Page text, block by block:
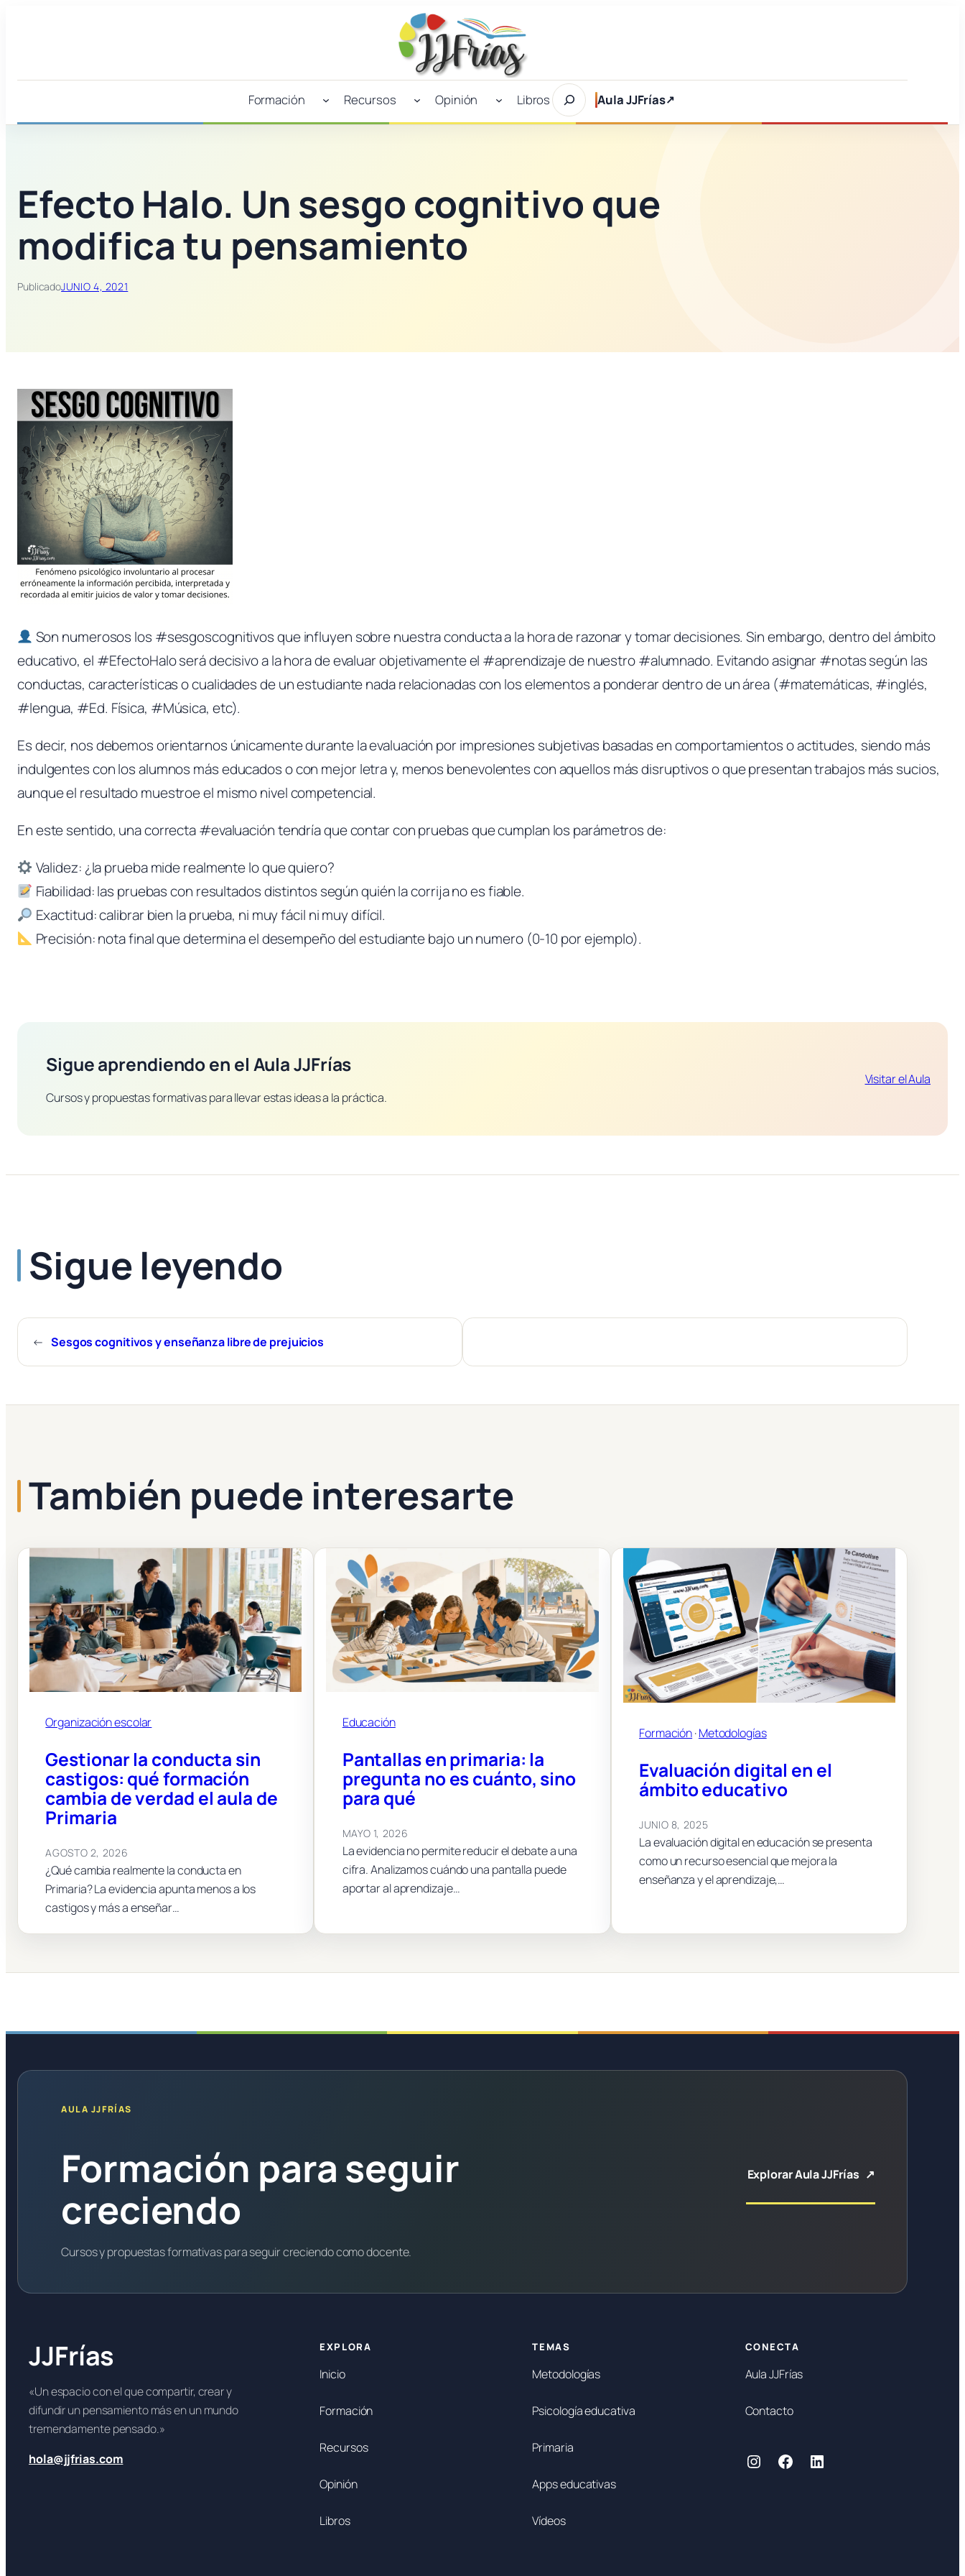
Formación Recursos Opinión Libros
Buscar
en
JJFrías
Aula JJFrías
Efecto Halo. Un sesgo cognitivo que
modifica tu pensamiento
PublicadoJUNIO 4, 2021
Son numerosos los #sesgoscognitivos que influyen sobre nuestra conducta a la hora de razonar y tomar decisiones. Sin embargo, dentro del ámbito
educativo, el #EfectoHalo será decisivo a la hora de evaluar objetivamente el #aprendizaje de nuestro #alumnado. Evitando asignar #notas según las
conductas, características o cualidades de un estudiante nada relacionadas con los elementos a ponderar dentro de un área (#matemáticas, #inglés,
#lengua, #Ed. Física, #Música, etc).
Es decir, nos debemos orientarnos únicamente durante la evaluación por impresiones subjetivas basadas en comportamientos o actitudes, siendo más
indulgentes con los alumnos más educados o con mejor letra y, menos benevolentes con aquellos más disruptivos o que presentan trabajos más sucios,
aunque el resultado muestroe el mismo nivel competencial.
En este sentido, una correcta #evaluación tendría que contar con pruebas que cumplan los parámetros de:
Validez: ¿la prueba mide realmente lo que quiero?
Fiabilidad: las pruebas con resultados distintos según quién la corrija no es fiable.
Exactitud: calibrar bien la prueba, ni muy fácil ni muy difícil.
Precisión: nota final que determina el desempeño del estudiante bajo un numero (0-10 por ejemplo).
Sigue aprendiendo en el Aula JJFrías
Cursos y propuestas formativas para llevar estas ideas a la práctica.
Visitar el Aula
Sigue leyendo
← Sesgos cognitivos y enseñanza libre de prejuicios
También puede interesarte
Organización escolar
Gestionar la conducta sin
castigos: qué formación
cambia de verdad el aula de
Primaria
AGOSTO 2, 2026
¿Qué cambia realmente la conducta en
Primaria? La evidencia apunta menos a los
castigos y más a enseñar…
Educación
Pantallas en primaria: la
pregunta no es cuánto, sino
para qué
MAYO 1, 2026
La evidencia no permite reducir el debate a una
cifra. Analizamos cuándo una pantalla puede
aportar al aprendizaje…
Formación · Metodologías
Evaluación digital en el
ámbito educativo
JUNIO 8, 2025
La evaluación digital en educación se presenta
como un recurso esencial que mejora la
enseñanza y el aprendizaje,…
AULA JJFRÍAS
Formación para seguir
creciendo
Cursos y propuestas formativas para seguir creciendo como docente.
Explorar Aula JJFrías
JJFrías
«Un espacio con el que compartir, crear y
difundir un pensamiento más en un mundo
tremendamente pensado.»
hola@jjfrias.com
EXPLORA
Inicio
Formación
Recursos
Opinión
Libros
TEMAS
Metodologías
Psicología educativa
Primaria
Apps educativas
Vídeos
CONECTA
Aula JJFrías
Contacto
Instagram
Facebook
LinkedIn